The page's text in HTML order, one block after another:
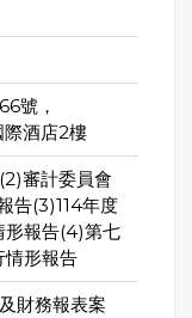
號，
酒店2樓
審計委員會
告(3)114年度
形報告(4)第七
情形報告
財務報表案